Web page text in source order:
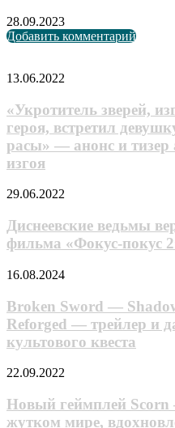
28.09.2023
Добавить комментарий
«Укротитель
изгнанный
из
команды
героя,
встретил
кошку
сильнейшей
расы»
—
и
аниме
про
очередного
изгоя
13.06.2022
«Укротитель зверей,
героя, встретил
расы» — анонс и тизер
изгоя
Диснеевские
вернулись
в
первом
фильма
покус
2»
29.06.2022
Диснеевские ведьмы
фильма «Фокус-покус
Broken
—
Shadow
of
the
Reforged
трейлер
и
16.08.2024
Broken Sword —
Reforged — трейлер и
культового квеста
Новый
Scorn
—
22.09.2022
Новый геймплей
жутком мире,